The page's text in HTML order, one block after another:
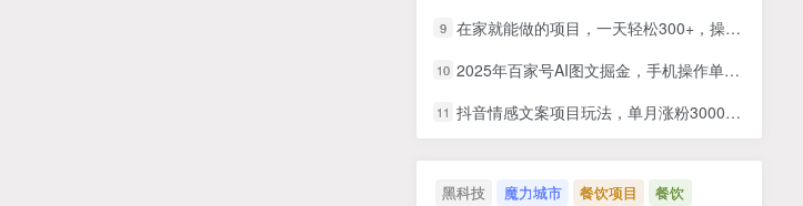
9 在家就能做的项目，一天轻松300+，操作简单上手快
10 2025年百家号AI图文掘金，手机操作单号月入4-5位数，低门槛【附指令+工具】
11 抖音情感文案项目玩法，单月涨粉3000+，新手小白也能做
黑科技 魔力城市 餐饮项目
餐饮